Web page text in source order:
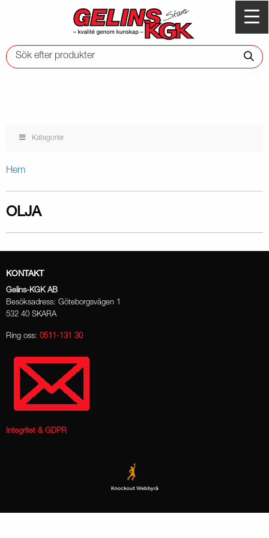
Kategorier
Hem
OLJA
KONTAKT
Gelins-KGK AB
Besöksadress: Göteborgsvägen 1
532 40 SKARA
Ring oss: 0511-131 30
Integritet & GDPR